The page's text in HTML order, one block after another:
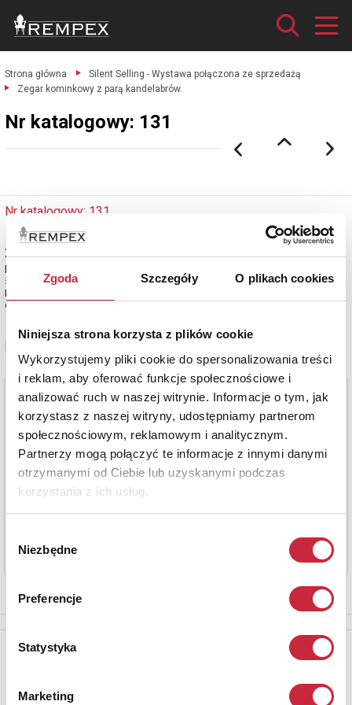
Zgoda Szczegóły O plikach cookies
Niniejsza strona korzysta z plików cookie
Wykorzystujemy pliki cookie do spersonalizowania treści
i reklam, aby oferować funkcje społecznościowe i
analizować ruch w naszej witrynie. Informacje o tym, jak
korzystasz z naszej witryny, udostępniamy partnerom
społecznościowym, reklamowym i analitycznym.
Partnerzy mogą połączyć te informacje z innymi danymi
otrzymanymi od Ciebie lub uzyskanymi podczas
korzystania z ich usług.
zgody
Niezbędne
Preferencje
Statystyka
Marketing
Strona główna
Silent Selling - Wystawa połączona ze sprzedażą
Zegar kominkowy z parą kandelabrów.
Nr katalogowy: 131
Nr katalogowy: 131
Zegar kominkowy z parą kandelabrów
58 cm; szer. 66,5 cm;
Francja, około poł. XIX w.
estymacja: 50 000 - 60 000 zł